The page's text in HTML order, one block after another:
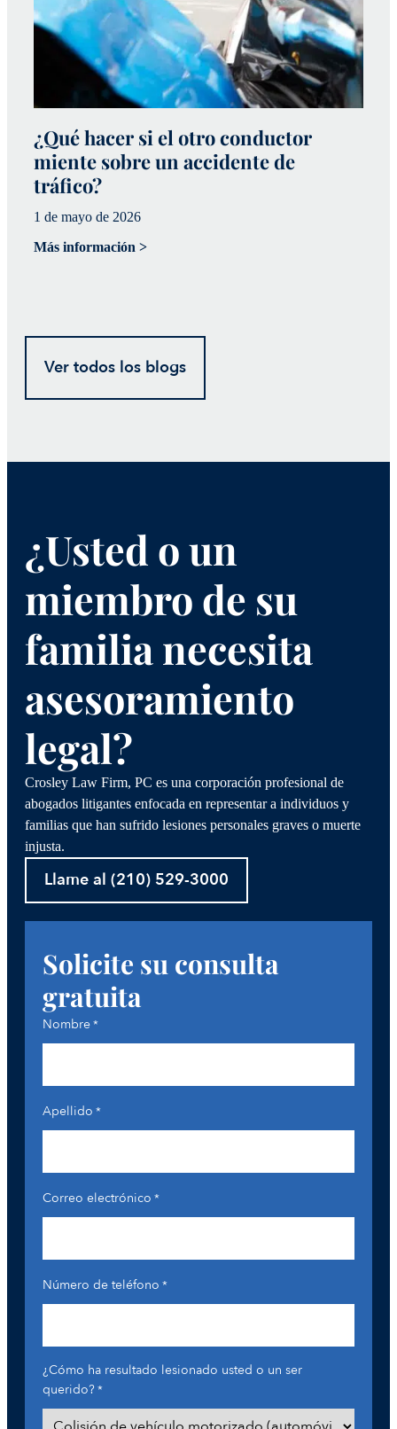
¿Qué hacer si el otro conductor
miente sobre un accidente de
tráfico?
1 de mayo de 2026
Más información >
Ver todos los blogs
¿Usted o un
miembro de su
familia necesita
asesoramiento
legal?
Crosley Law Firm, PC es una corporación profesional de
abogados litigantes enfocada en representar a individuos y
familias que han sufrido lesiones personales graves o muerte
injusta.
Llame al (210) 529-3000
Solicite su consulta
gratuita
Nombre*
Apellido *
Correo electrónico *
Número de teléfono *
¿Cómo ha resultado lesionado usted o un ser
querido?*